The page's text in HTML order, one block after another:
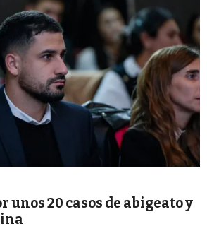
unos 20 casos de abigeato y